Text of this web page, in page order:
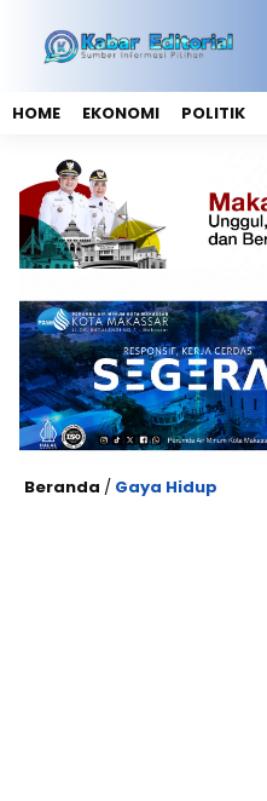
HOME EKONOMI POLITIK
Beranda / Gaya Hidup